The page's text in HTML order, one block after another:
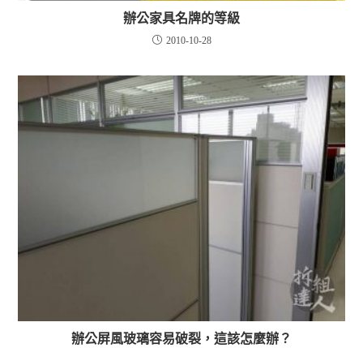
辦公家具名牌的等級
2010-10-28
辦公屏風玻璃容易破裂，這該怎麼辦？